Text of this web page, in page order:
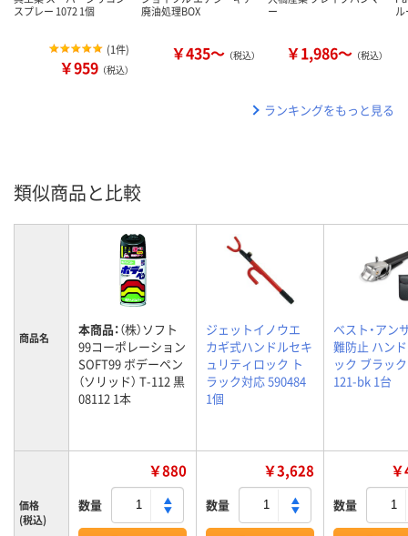
スプレー 1072 1個
(1件)
￥959 （税込）
廃油処理BOX
￥435～ （税込）
ー
￥1,986～ （税込）
ランキングをもっと見る
類似商品と比較
商品名 本商品：（株）ソフト
99コーポレーション
SOFT99 ボデーペン
（ソリッド） T-112 黒
08112 1本
ジェットイノウエ
カギ式ハンドルセキ
ュリティロック ト
ラック対応 590484
1個
ベスト・アン
難防止 ハン
ック ブラッ
121-bk 1台
価格
(税込)
￥880
数量
￥3,628
数量 数量